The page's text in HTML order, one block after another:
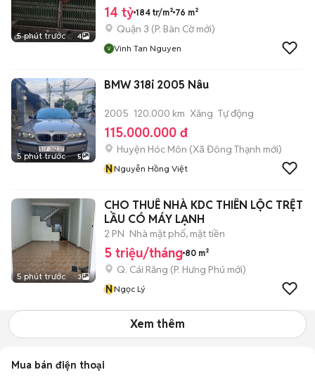
5 phút trước 4
14 tỷ 184 tr/m² 76 m²
Quận 3 (P. Bàn Cờmới)
Vinh Tan Nguyen
5 phút trước 5
BMW 318i 2005 Nâu
2005 120.000 km Xăng Tự động
115.000.000 đ
Huyện Hóc Môn (Xã Đông Thạnh mới)
NNguyễn Hồng Việt
5 phút trước 3
CHO THUÊ NHÀ KDC THIÊN LỘC TRỆT
LẦU CÓ MÁY LẠNH
2 PN Nhà mặt phố, mặt tiền
5 triệu/tháng 80 m²
Q. Cái Răng (P. Hưng Phú mới)
NNgọc Lý
Xem thêm
Mua bán điện thoại